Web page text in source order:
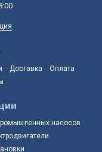
Доставка
Оплата
насосов